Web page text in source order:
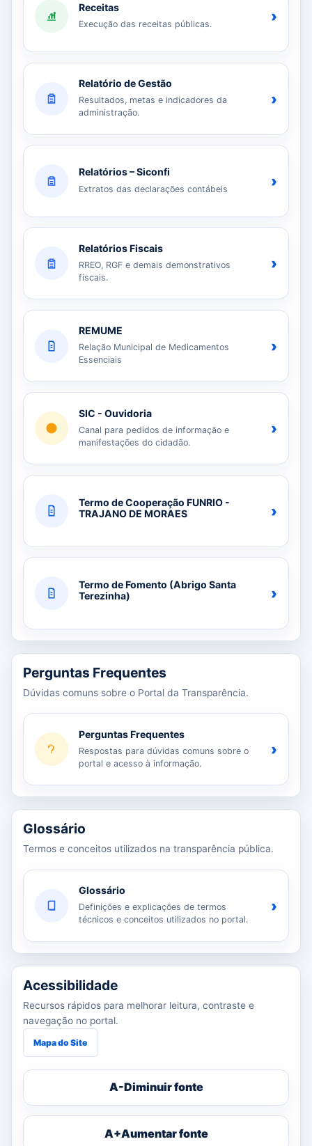
Receitas
Execução das receitas públicas. ›
Relatório de Gestão
Resultados, metas e indicadores da
administração.
›
Relatórios – Siconfi
Extratos das declarações contábeis ›
Relatórios Fiscais
RREO, RGF e demais demonstrativos
fiscais.
›
REMUME
Relação Municipal de Medicamentos
Essenciais
›
SIC - Ouvidoria
Canal para pedidos de informação e
manifestações do cidadão.
›
Termo de Cooperação FUNRIO -
TRAJANO DE MORAES
›
Termo de Fomento (Abrigo Santa
Terezinha)
›
Perguntas Frequentes
Dúvidas comuns sobre o Portal da Transparência.
Perguntas Frequentes
Respostas para dúvidas comuns sobre o
portal e acesso à informação.
›
Glossário
Termos e conceitos utilizados na transparência pública.
Glossário
Definições e explicações de termos
técnicos e conceitos utilizados no portal.
›
Acessibilidade
Recursos rápidos para melhorar leitura, contraste e
navegação no portal.
Mapa do Site
A-Diminuir fonte
A+Aumentar fonte